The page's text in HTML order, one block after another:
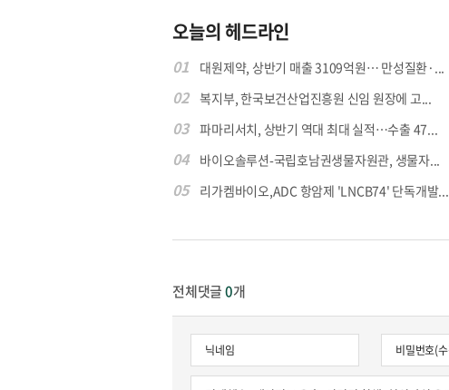
오늘의 헤드라인
01 대원제약, 상반기 매출 3109억원… 만성질환·...
02 복지부, 한국보건산업진흥원 신임 원장에 고...
03 파마리서치, 상반기 역대 최대 실적…수출 47...
04 바이오솔루션-국립호남권생물자원관, 생물자...
05 리가켐바이오,ADC 항암제 'LNCB74' 단독개발...
전체댓글0개
원종원의 커튼 콜